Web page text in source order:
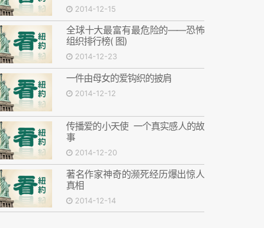
2014-12-15
全球十大最富有最危险的——恐怖
组织排行榜( 图)
2014-12-23
一件由母女的爱钩织的披肩
2014-12-12
传播爱的小天使 一个真实感人的故
事
2014-12-20
著名作家神奇的濒死经历爆出惊人
真相
2014-12-14